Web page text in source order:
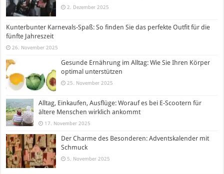
2. Dezember 2025
Kunterbunter Karnevals-Spaß: So finden Sie das perfekte Outfit für die
fünfte Jahreszeit
26. November 2025
Gesunde Ernährung im Alltag: Wie Sie Ihren Körper
optimal unterstützen
25. November 2025
Alltag, Einkaufen, Ausflüge: Worauf es bei E-Scootern für
ältere Menschen wirklich ankommt
17. November 2025
Der Charme des Besonderen: Adventskalender mit
Schmuck
5. November 2025